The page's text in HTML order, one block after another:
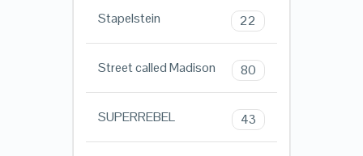
Stapelstein 22
Street called Madison 80
SUPERREBEL 43